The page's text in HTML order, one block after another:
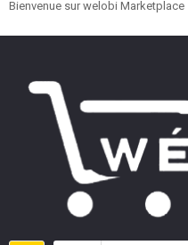
Bienvenue sur welobi Marketplace